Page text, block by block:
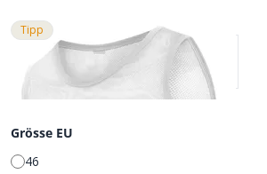
Tipp
Grösse EU
46